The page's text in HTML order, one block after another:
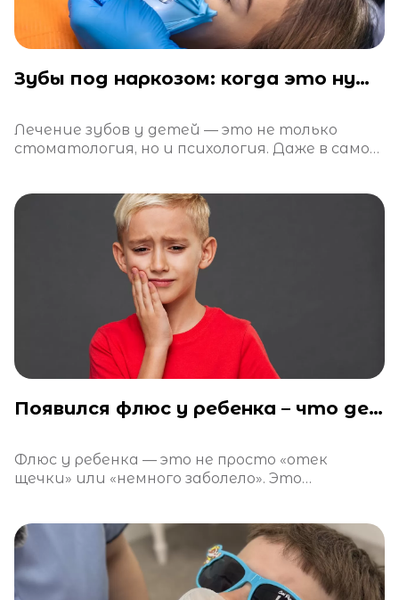
Зубы под наркозом: когда это нужно и безопасно ли это?
Лечение зубов у детей — это не только
стоматология, но и психология. Даже в самой
Появился флюс у ребенка – что делать?
Флюс у ребенка — это не просто «отек
щечки» или «немного заболело». Это